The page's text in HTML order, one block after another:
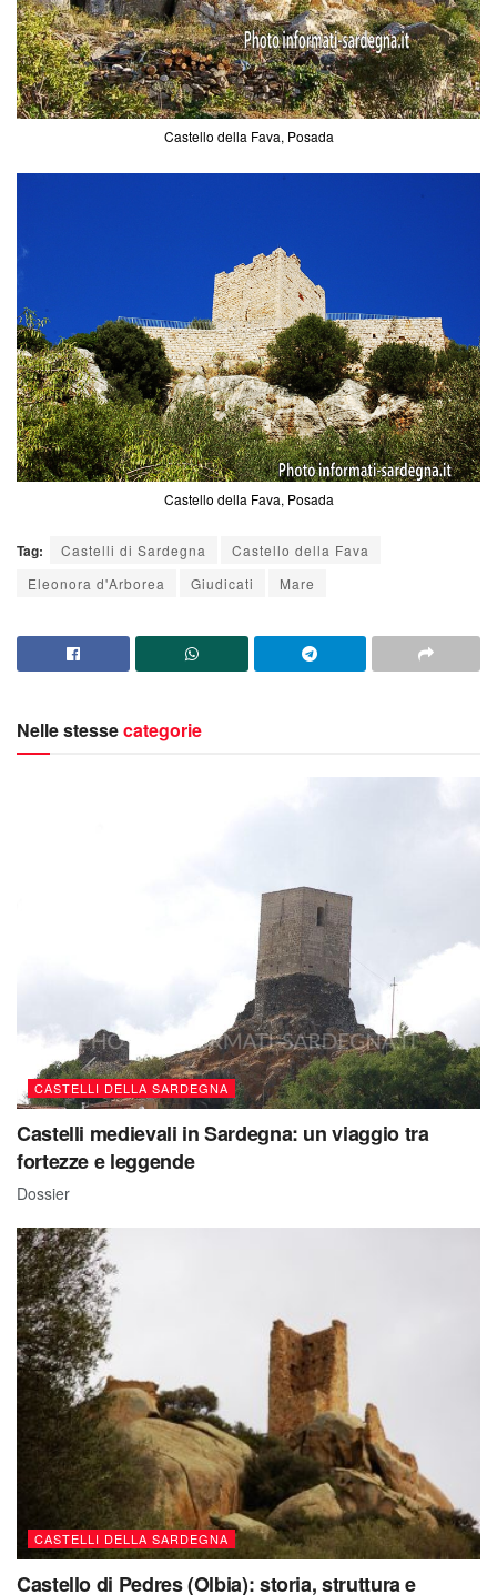
Castello della Fava, Posada
Castello della Fava, Posada
Tag: Castelli di Sardegna
Castello della Fava
Eleonora d'Arborea
Giudicati Mare
Nelle stessecategorie
CASTELLI DELLA SARDEGNA
Castelli medievali in Sardegna: un viaggio tra
fortezze e leggende
Dossier
CASTELLI DELLA SARDEGNA
Castello di Pedres (Olbia): storia, struttura e